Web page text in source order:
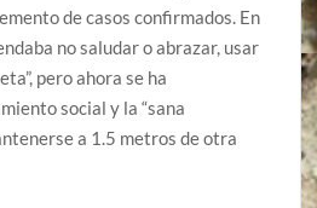
de casos confirmados. En
no saludar o abrazar, usar
pero ahora se ha
social y la “sana
a 1.5 metros de otra